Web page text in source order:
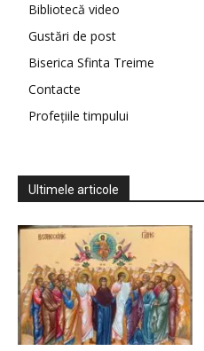
Bibliotecă video
Gustări de post
Biserica Sfinta Treime
Contacte
Profețiile timpului
Ultimele articole